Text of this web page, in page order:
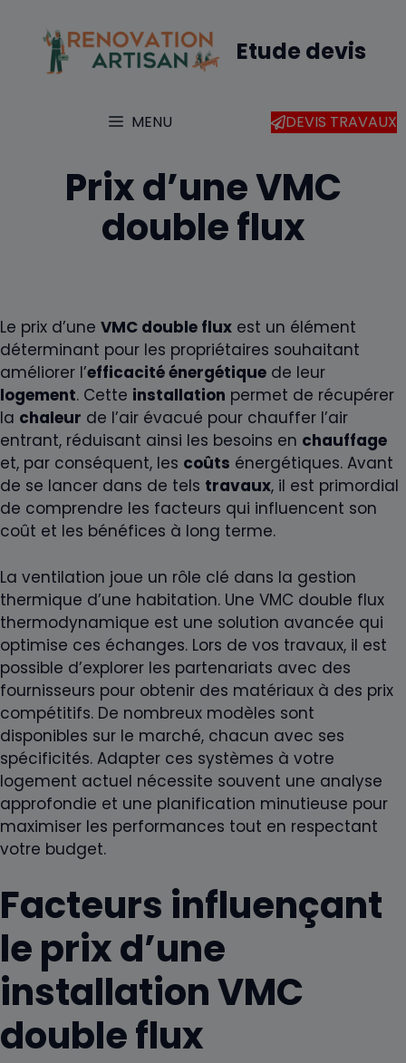
contenu
Etude devis
MENU DEVIS TRAVAUX
Prix d’une VMC
double flux
Le prix d’une VMC double flux est un élément
déterminant pour les propriétaires souhaitant
améliorer l’efficacité énergétique de leur
logement. Cette installation permet de récupérer
la chaleur de l’air évacué pour chauffer l’air
entrant, réduisant ainsi les besoins en chauffage
et, par conséquent, les coûts énergétiques. Avant
de se lancer dans de tels travaux, il est primordial
de comprendre les facteurs qui influencent son
coût et les bénéfices à long terme.
La ventilation joue un rôle clé dans la gestion
thermique d’une habitation. Une VMC double flux
thermodynamique est une solution avancée qui
optimise ces échanges. Lors de vos travaux, il est
possible d’explorer les partenariats avec des
fournisseurs pour obtenir des matériaux à des prix
compétitifs. De nombreux modèles sont
disponibles sur le marché, chacun avec ses
spécificités. Adapter ces systèmes à votre
logement actuel nécessite souvent une analyse
approfondie et une planification minutieuse pour
maximiser les performances tout en respectant
votre budget.
Facteurs influençant
le prix d’une
installation VMC
double flux